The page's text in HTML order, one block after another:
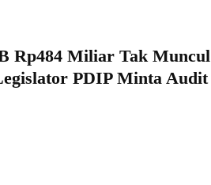
Rp484 Miliar Tak Muncul
PDIP Minta Audit